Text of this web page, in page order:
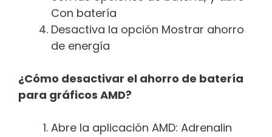
Con batería
Desactiva la opción Mostrar ahorro
de energía
¿Cómo desactivar el ahorro de batería
para gráficos AMD?
Abre la aplicación AMD: Adrenalin